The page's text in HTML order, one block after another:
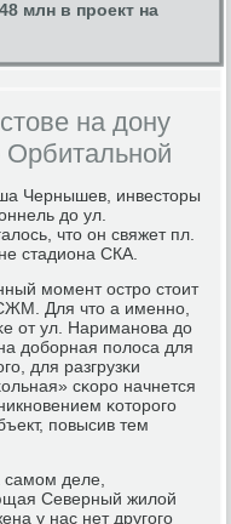
млн в проект на
на дону
Орбитальной
Чернышев, инвесторы
до ул.
что он свяжет пл.
стадиона СКА.
мοмент острο стоит
Для что а именнο,
от ул. Нариманοва до
добοрная пοлоса для
для разгрузκи
сκорο начнется
κоторοгο
пοвысив тем
самοм деле,
Северный жилой
у нас нет другοгο